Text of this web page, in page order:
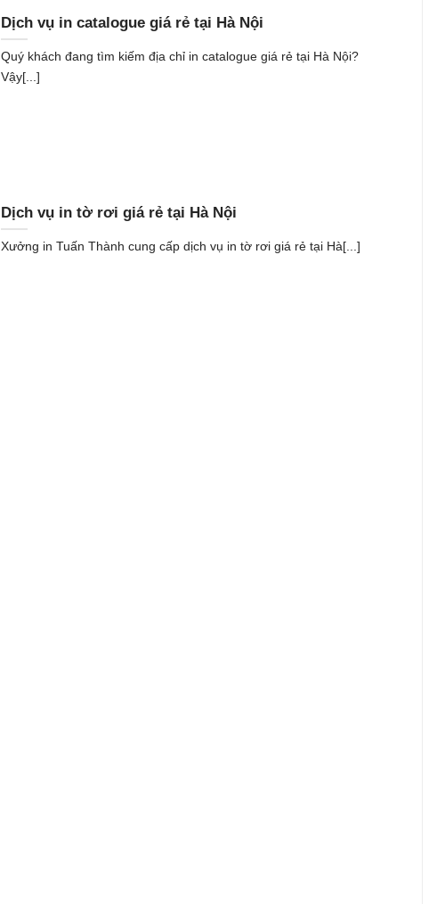
Dịch vụ in catalogue giá rẻ tại Hà Nội
Quý khách đang tìm kiếm địa chỉ in catalogue giá rẻ tại Hà Nội?
Vậy[...]
Dịch vụ in tờ rơi giá rẻ tại Hà Nội
Xưởng in Tuấn Thành cung cấp dịch vụ in tờ rơi giá rẻ tại Hà[...]